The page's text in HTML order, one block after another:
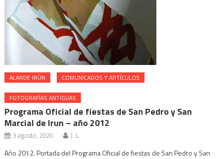
ALARDE IRÚN COMUNICADOS Y ARTÍCULOS
FOTOGRAFÍAS ANTIGUAS
Programa Oficial de fiestas de San Pedro y San
Marcial de Irun – año 2012
3 agosto, 2020 J. L.
Año 2012. Portada del Programa Oficial de fiestas de San Pedro y San